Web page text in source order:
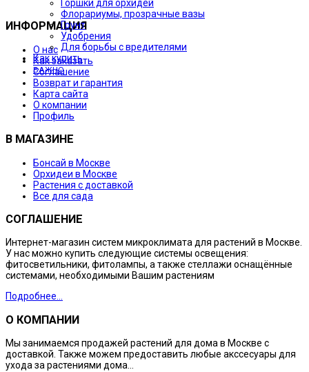
Горшки для орхидей
Флорариумы, прозрачные вазы
Грунт
Удобрения
Для борьбы с вредителями
Как купить
ВАЖНО
ИНФОРМАЦИЯ
О нас
Как заказать
Соглашение
Возврат и гарантия
Карта сайта
О компании
Профиль
В МАГАЗИНЕ
Бонсай в Москве
Орхидеи в Москве
Растения с доставкой
Все для сада
СОГЛАШЕНИЕ
Интернет-магазин систем микроклимата для растений в Москве.
У нас можно купить следующие системы освещения:
фитосветильники, фитолампы, а также стеллажи оснащённые
системами, необходимыми Вашим растениям
Подробнее...
О КОМПАНИИ
Мы занимаемся продажей растений для дома в Москве с
доставкой. Также можем предоставить любые акссесуары для
ухода за растениями дома...